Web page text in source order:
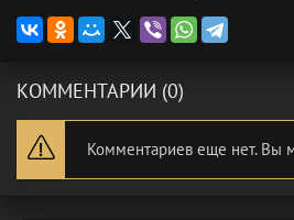
КОММЕНТАРИИ (0)
Комментариев еще нет. Вы